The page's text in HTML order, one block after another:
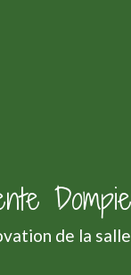
de la